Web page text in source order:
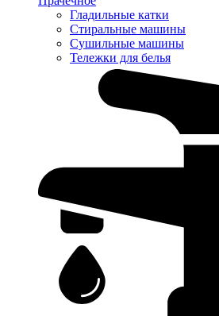
Гладильные катки
Стиральные машины
Сушильные машины
Тележки для белья